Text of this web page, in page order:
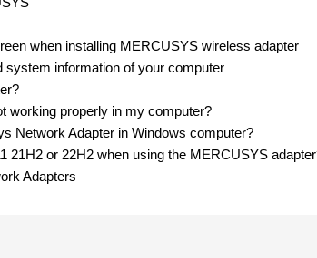
when installing MERCUSYS wireless adapter
information of your computer
working properly in my computer?
Network Adapter in Windows computer?
21H2 or 22H2 when using the MERCUSYS
Adapters